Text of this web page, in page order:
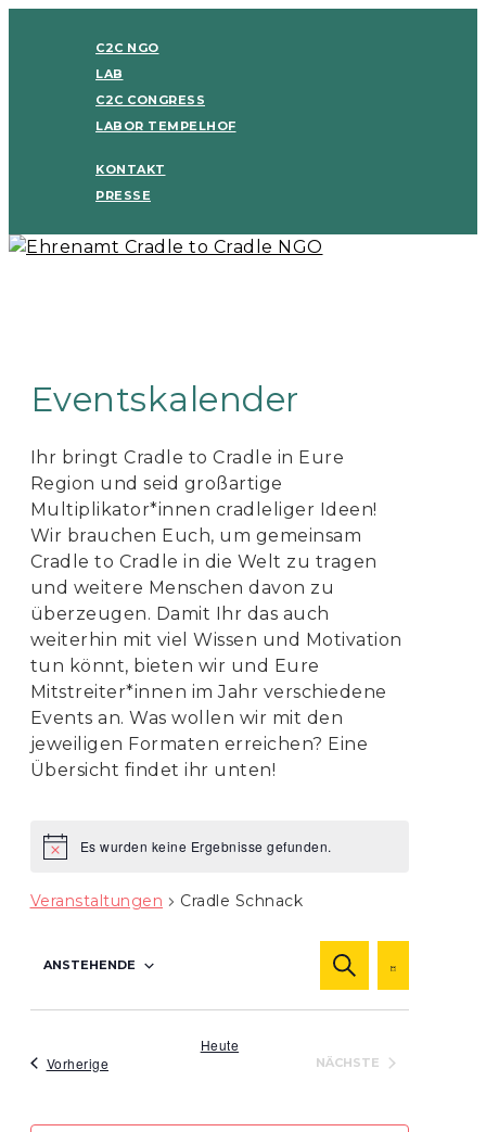
C2C NGO
LAB
C2C CONGRESS
LABOR TEMPELHOF
KONTAKT
PRESSE
Eventskalender
Ihr bringt Cradle to Cradle in Eure
Region und seid großartige
Multiplikator*innen cradleliger Ideen!
Wir brauchen Euch, um gemeinsam
Cradle to Cradle in die Welt zu tragen
und weitere Menschen davon zu
überzeugen. Damit Ihr das auch
weiterhin mit viel Wissen und Motivation
tun könnt, bieten wir und Eure
Mitstreiter*innen im Jahr verschiedene
Events an. Was wollen wir mit den
jeweiligen Formaten erreichen? Eine
Übersicht findet ihr unten!
HinweisEs wurden keine Ergebnisse gefunden.
Veranstaltungen Cradle Schnack
Suche
und
Ansichten,
SUCHE
ANSTEHENDE
Vorherige
Heute
NÄCHSTE